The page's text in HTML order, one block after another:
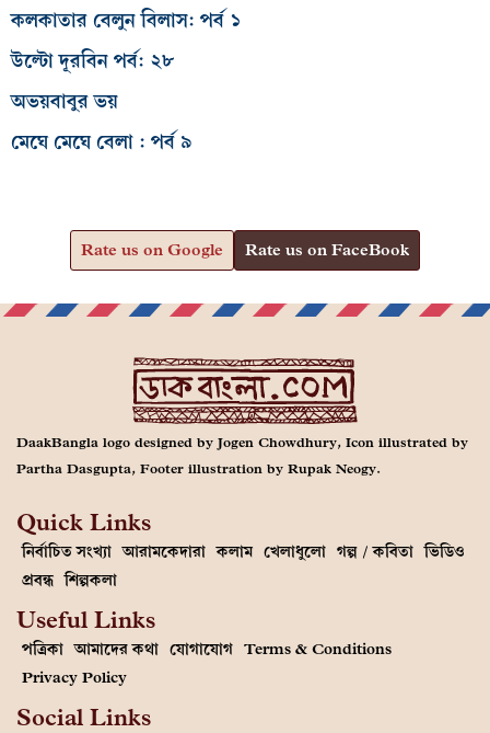
কলকাতার বেলুন বিলাস: পর্ব ১
উল্টো দূরবিন পর্ব: ২৮
অভয়বাবুর ভয়
মেঘে মেঘে বেলা : পর্ব ৯
Rate us on Google Rate us on FaceBook
DaakBangla logo designed by Jogen Chowdhury, Icon illustrated by
Partha Dasgupta, Footer illustration by Rupak Neogy.
Quick Links
নির্বাচিত সংখ্যা আরামকেদারা কলাম খেলাধুলো গল্প / কবিতা ভিডিও
প্রবন্ধ শিল্পকলা
Useful Links
পত্রিকা আমাদের কথা যোগাযোগ Terms & Conditions
Privacy Policy
Social Links